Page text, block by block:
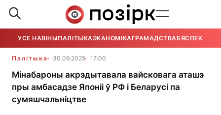
УСЕ НАВІНЫПАЛІТЫКАЭКАНОМІКАГРАМАДСТВАБЯСПЕКА
Палітыка 30.09.2025 17:00
Мінабароны акрэдытавала вайсковага аташэ
пры амбасадзе Японіі ў РФ і Беларусі па
сумяшчальніцтве